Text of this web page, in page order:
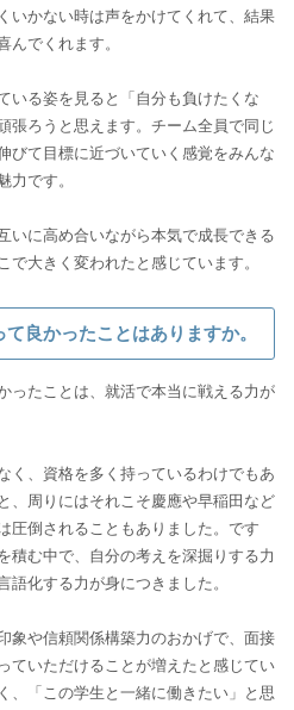
いかない時は声をかけてくれて、結果
んでくれます。
いる姿を見ると「自分も負けたくな
張ろうと思えます。チーム全員で同じ
びて目標に近づいていく感覚をみんな
力です。
いに高め合いながら本気で成長できる
良かったことはありますか。
ったことは、就活で本当に戦える力が
く、資格を多く持っているわけでもあ
、周りにはそれこそ慶應や早稲田など
圧倒されることもありました。です
積む中で、自分の考えを深掘りする力
化する力が身につきました。
象や信頼関係構築力のおかげで、面接
ていただけることが増えたと感じてい
、「この学生と一緒に働きたい」と思